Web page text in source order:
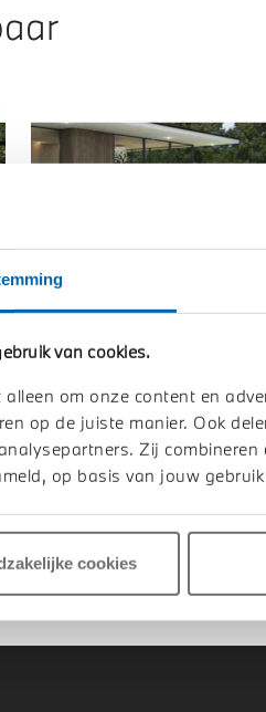
van cookies.
alleen om onze content en
op de juiste manier. Ook
Zij
op basis van jouw
cookies
's-Hertogenbosch
E
20261 km
Bekijk details